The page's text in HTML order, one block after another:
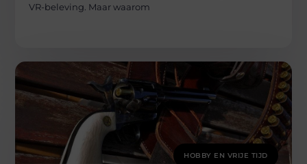
VR-beleving. Maar waarom
HOBBY EN VRIJE TIJD